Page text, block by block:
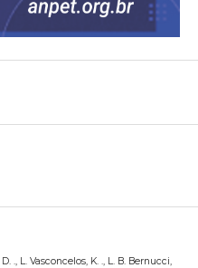
., L. Vasconcelos, K. ., L. B. Bernucci,